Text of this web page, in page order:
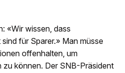
«Wir wissen, dass
für Sparer.» Man müsse
offenhalten, um
zu können. Der SNB-Präsident